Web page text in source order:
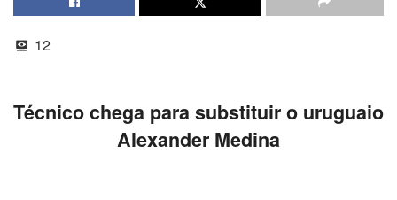
12
Técnico chega para substituir o uruguaio
Alexander Medina